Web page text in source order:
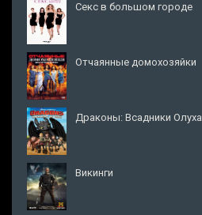
Секс в большом городе
Отчаянные домохозяйки
Драконы: Всадники Олуха
Викинги